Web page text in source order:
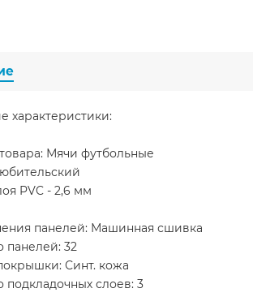
характеристики:
Мячи футбольные
PVC - 2,6 мм
панелей: Машинная сшивка
панелей: 32
Синт. кожа
подкладочных слоев: 3